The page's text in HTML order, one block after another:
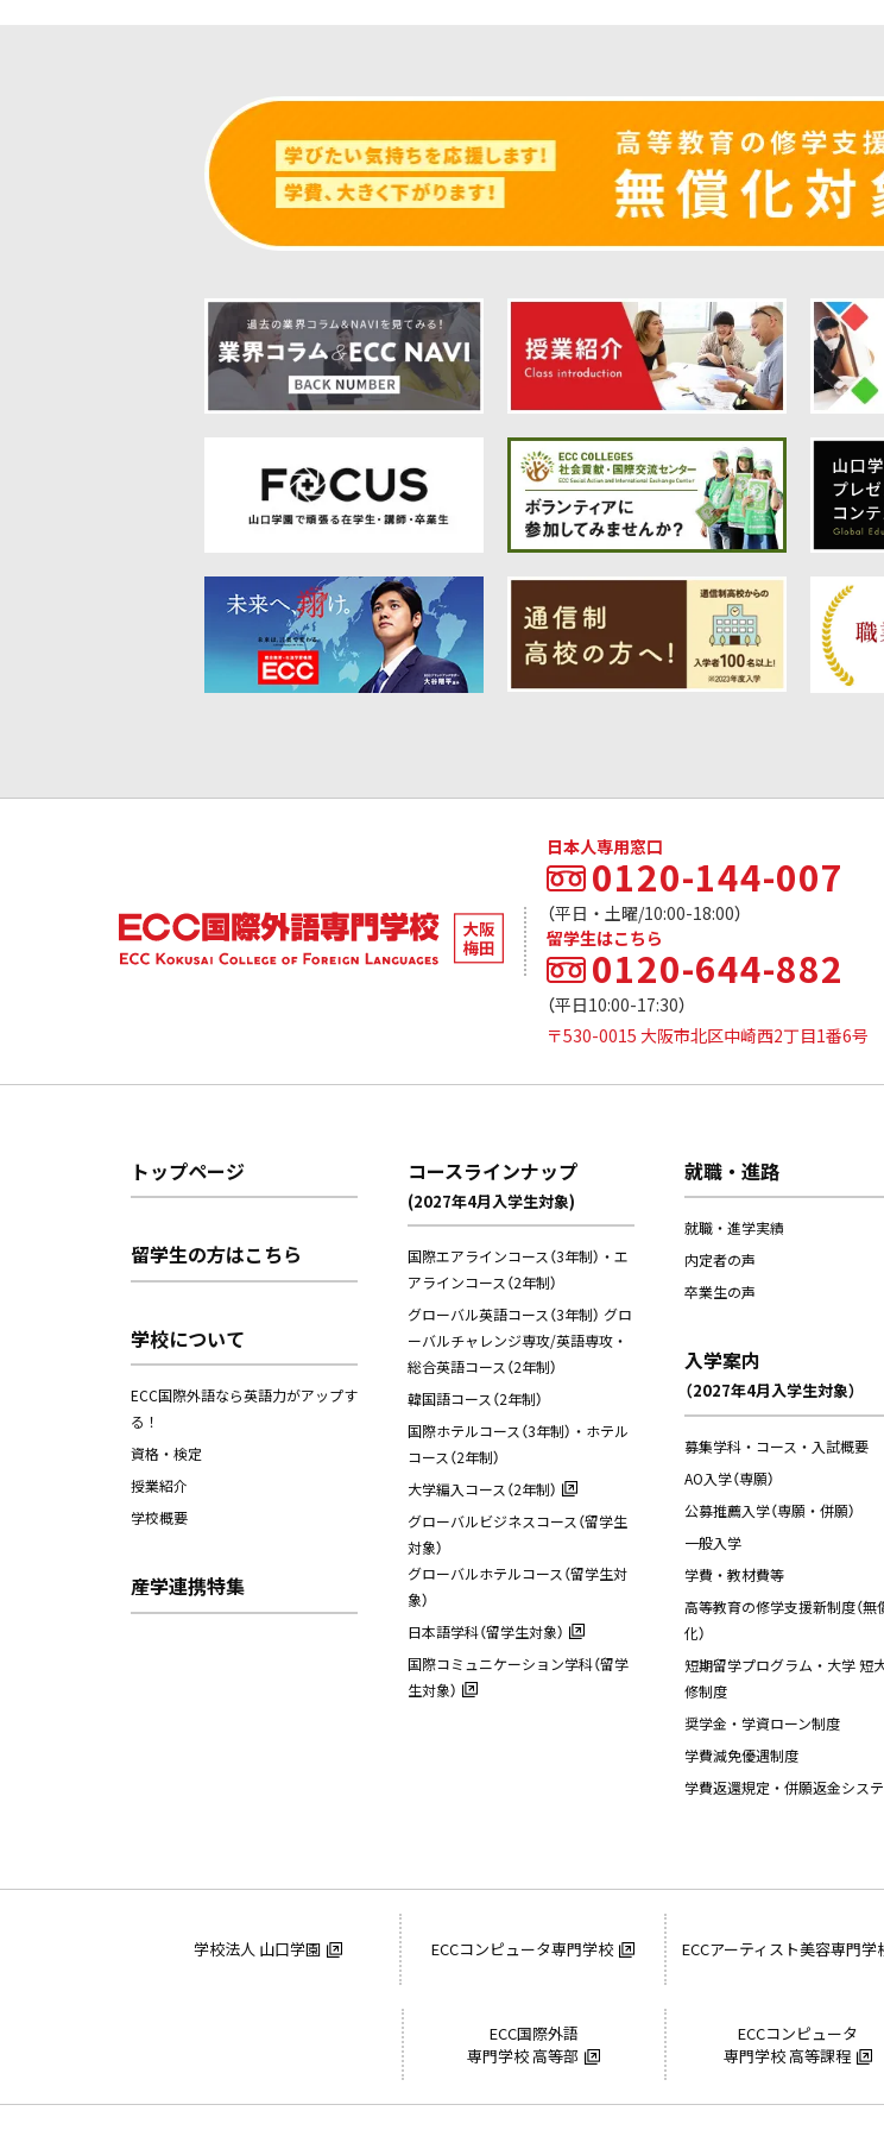
日本人専用窓口
0120-144-007
（平日・土曜/10:00-18:00）
留学生はこちら
0120-644-882
（平日10:00-17:30）
〒530-0015 大阪市北区中崎西2丁目1番6号
トップページ
留学生の方はこちら
学校について
ECC国際外語なら英語力がアップす
る！
資格・検定
授業紹介
学校概要
産学連携特集
コースラインナップ
(2027年4月入学生対象)
国際エアラインコース（3年制）・エ
アラインコース（2年制）
グローバル英語コース（3年制） グロ
ーバルチャレンジ専攻/英語専攻・
総合英語コース（2年制）
韓国語コース（2年制）
国際ホテルコース（3年制）・ホテル
コース（2年制）
大学編入コース（2年制）
グローバルビジネスコース（留学生
対象）
グローバルホテルコース（留学生対
象）
日本語学科（留学生対象）
国際コミュニケーション学科（留学
生対象）
就職・進路
就職・進学実績
内定者の声
卒業生の声
入学案内
（2027年4月入学生対象）
募集学科・コース・入試概要
AO入学（専願）
公募推薦入学（専願・併願）
一般入学
学費・教材費等
高等教育の修学支援新制度（無
化）
短期留学プログラム・大学 短
修制度
奨学金・学資ローン制度
学費減免優遇制度
学費返還規定・併願返金シス
学校法人 山口学園 ECCコンピュータ専門学校 ECCアーティスト美容専門学
ECC国際外語
専門学校 高等部
ECCコンピュータ
専門学校 高等課程